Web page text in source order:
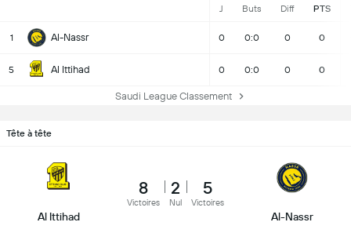
J Buts Diff PTS
1 Al-Nassr 0 0:0 0 0
5 Al Ittihad 0 0:0 0 0
Saudi League Classement
Tête à tête
Al Ittihad
8
Victoires
2
Nul
5
Victoires
Al-Nassr